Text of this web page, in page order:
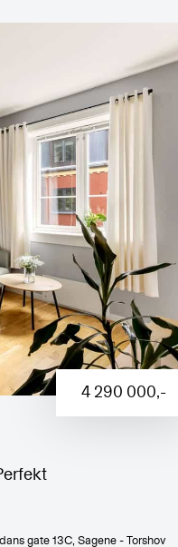
4 290 000,-
gate 13C, Sagene - Torshov